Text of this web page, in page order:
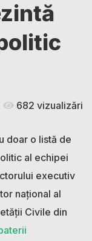
682 vizualizări
doar o listă de
al echipei
executiv
național al
Civile din